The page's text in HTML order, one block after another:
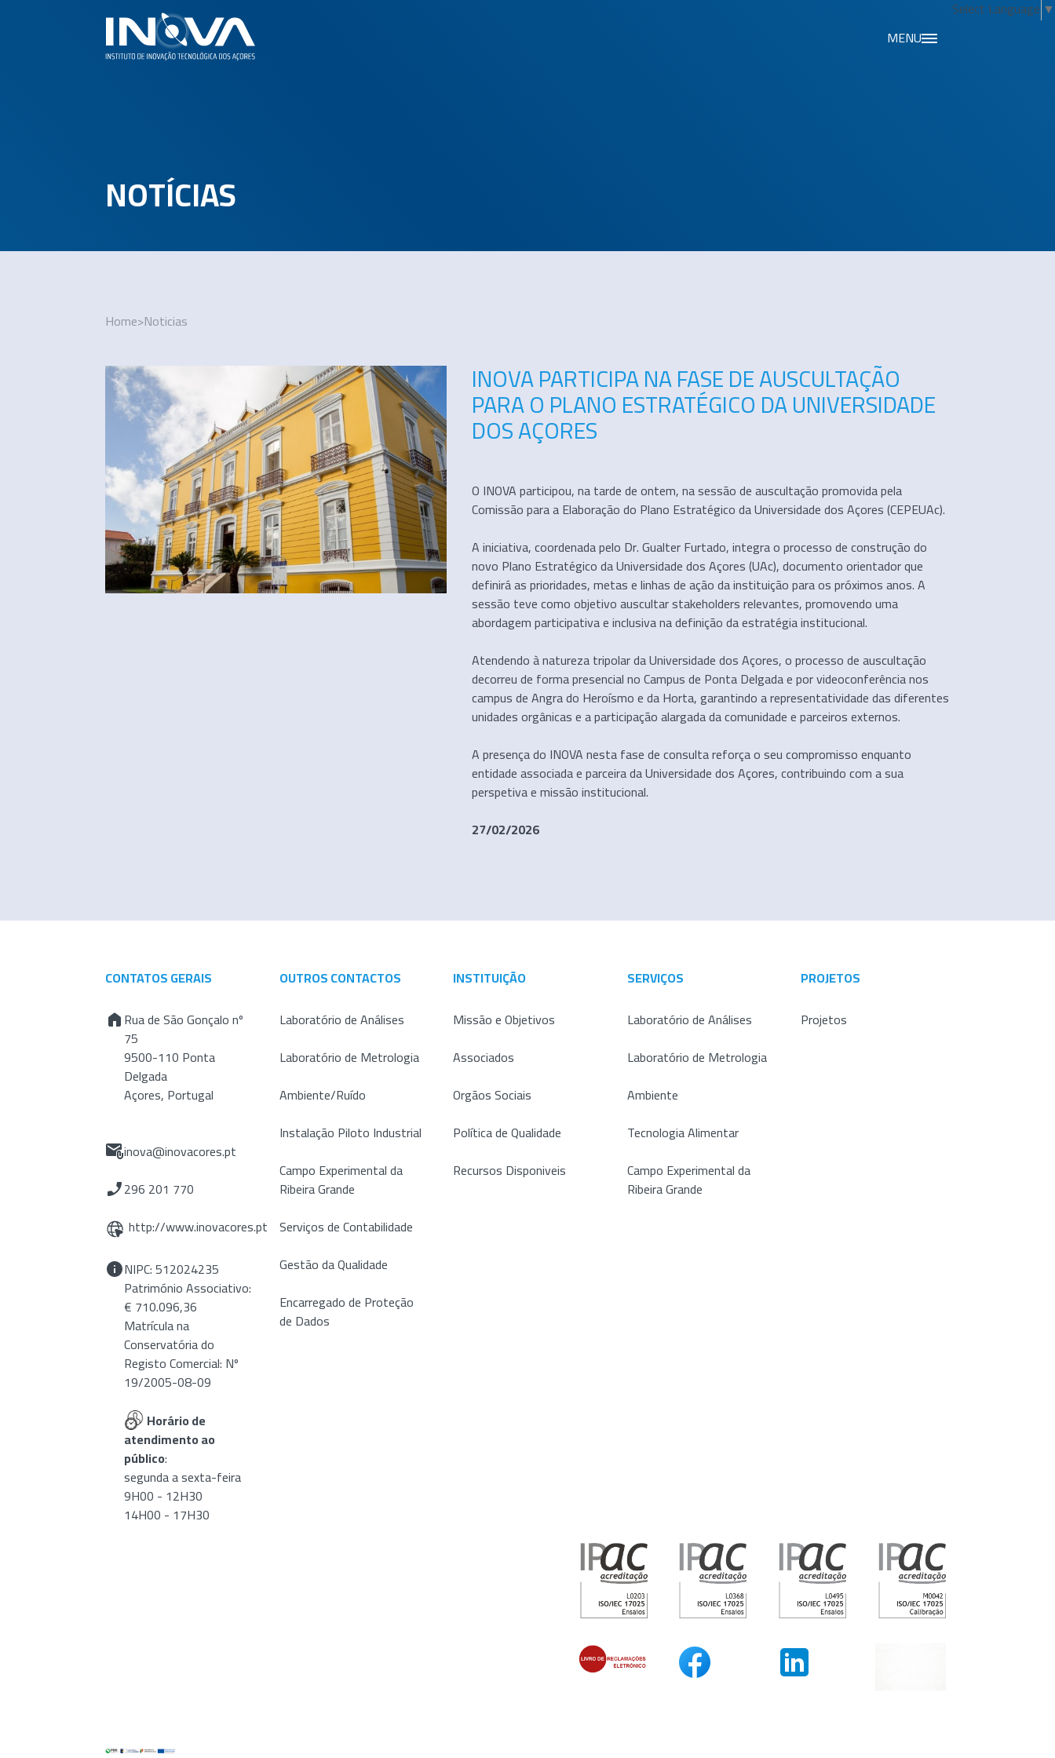
Select Language ▼
MENU
NOTÍCIAS
Home>Noticias
INOVA PARTICIPA NA FASE DE AUSCULTAÇÃO
PARA O PLANO ESTRATÉGICO DA UNIVERSIDADE
DOS AÇORES
O INOVA participou, na tarde de ontem, na sessão de auscultação promovida pela
Comissão para a Elaboração do Plano Estratégico da Universidade dos Açores (CEPEUAc).
A iniciativa, coordenada pelo Dr. Gualter Furtado, integra o processo de construção do
novo Plano Estratégico da Universidade dos Açores (UAc), documento orientador que
definirá as prioridades, metas e linhas de ação da instituição para os próximos anos. A
sessão teve como objetivo auscultar stakeholders relevantes, promovendo uma
abordagem participativa e inclusiva na definição da estratégia institucional.
Atendendo à natureza tripolar da Universidade dos Açores, o processo de auscultação
decorreu de forma presencial no Campus de Ponta Delgada e por videoconferência nos
campus de Angra do Heroísmo e da Horta, garantindo a representatividade das diferentes
unidades orgânicas e a participação alargada da comunidade e parceiros externos.
A presença do INOVA nesta fase de consulta reforça o seu compromisso enquanto
entidade associada e parceira da Universidade dos Açores, contribuindo com a sua
perspetiva e missão institucional.
27/02/2026
CONTATOS GERAIS
Rua de São Gonçalo nº
75
9500-110 Ponta
Delgada
Açores, Portugal
inova@inovacores.pt
296 201 770
http://www.inovacores.pt
NIPC: 512024235
Património Associativo:
€ 710.096,36
Matrícula na
Conservatória do
Registo Comercial: Nº
19/2005-08-09
Horário de
atendimento ao
público:
segunda a sexta-feira
9H00 - 12H30
14H00 - 17H30
OUTROS CONTACTOS
Laboratório de Análises
Laboratório de Metrologia
Ambiente/Ruído
Instalação Piloto Industrial
Campo Experimental da
Ribeira Grande
Serviços de Contabilidade
Gestão da Qualidade
Encarregado de Proteção
de Dados
INSTITUIÇÃO
Missão e Objetivos
Associados
Orgãos Sociais
Política de Qualidade
Recursos Disponiveis
SERVIÇOS
Laboratório de Análises
Laboratório de Metrologia
Ambiente
Tecnologia Alimentar
Campo Experimental da
Ribeira Grande
PROJETOS
Projetos